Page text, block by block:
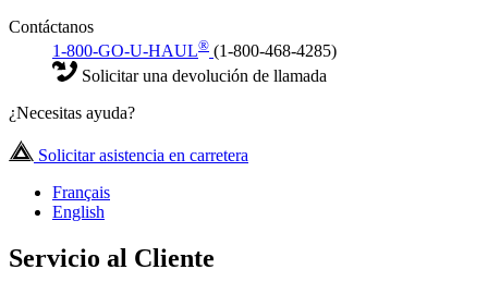
Contáctanos
1-800-GO-U-HAUL® (1-800-468-4285)
Solicitar una devolución de llamada
¿Necesitas ayuda?
Solicitar asistencia en carretera
Français
English
Servicio al Cliente